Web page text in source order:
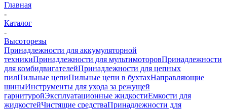
Главная
-
Каталог
-
Высоторезы
Принадлежности для аккумуляторной
техникиПринадлежности для мультимоторовПринадлежности
для комбидвигателейПринадлежности для цепных
пилПильные цепиПильные цепи в бухтахНаправляющие
шиныИнструменты для ухода за режущей
гарнитуройЭксплуатационные жидкостиЕмкости для
жидкостейЧистящие средстваПринадлежности для